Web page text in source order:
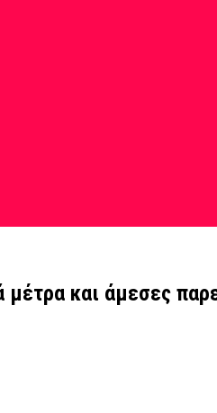
μέτρα και άμεσες